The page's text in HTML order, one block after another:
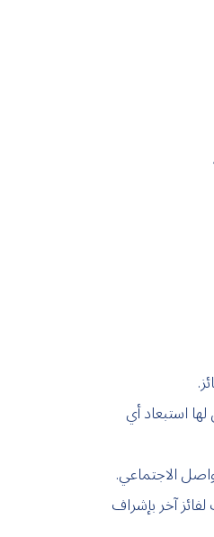
استبعاد أي
الاجتماعي.
آخر بإشراف